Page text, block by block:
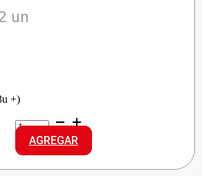
un
+)
REXONA
AP
DEO
AERO
ODORONO
AGREGAR